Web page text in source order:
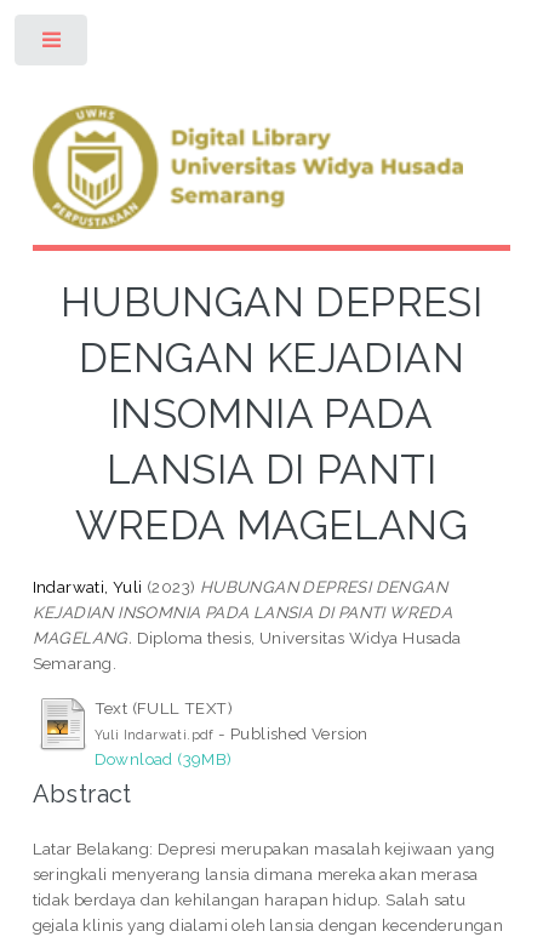
HUBUNGAN DEPRESI
DENGAN KEJADIAN
INSOMNIA PADA
LANSIA DI PANTI
WREDA MAGELANG
Indarwati, Yuli (2023) HUBUNGAN DEPRESI DENGAN
KEJADIAN INSOMNIA PADA LANSIA DI PANTI WREDA
MAGELANG. Diploma thesis, Universitas Widya Husada
Semarang.
Text (FULL TEXT)
Yuli Indarwati.pdf - Published Version
Download (39MB)
Abstract
Latar Belakang: Depresi merupakan masalah kejiwaan yang
seringkali menyerang lansia dimana mereka akan merasa
tidak berdaya dan kehilangan harapan hidup. Salah satu
gejala klinis yang dialami oleh lansia dengan kecenderungan